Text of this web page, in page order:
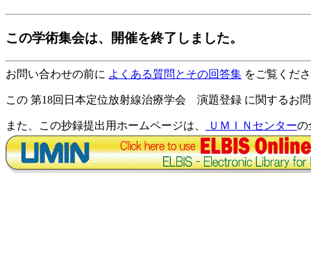
この学術集会は、開催を終了しました。
お問い合わせの前に よくある質問とその回答集 をご覧くだ
この 第18回日本定位放射線治療学会 演題登録 に関するお
また、この抄録提出用ホームページは、 ＵＭＩＮセンターの